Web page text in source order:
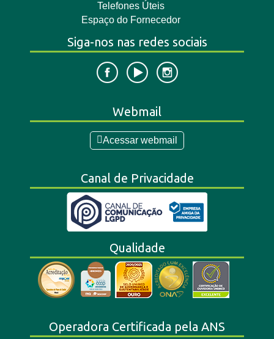
Telefones Úteis
Espaço do Fornecedor
Siga-nos nas redes sociais
Webmail
Acessar webmail
Canal de Privacidade
Qualidade
Operadora Certificada pela ANS